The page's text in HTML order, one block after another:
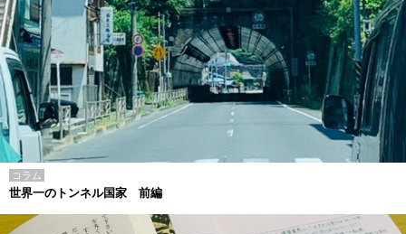
コラム
世界一のトンネル国家 前編